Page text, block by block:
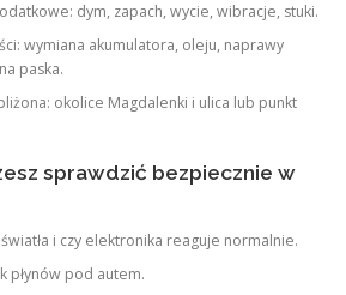
dym, zapach, wycie, wibracje, stuki.
wymiana akumulatora, oleju, naprawy
paska.
okolice Magdalenki i ulica lub punkt
sprawdzić bezpiecznie w
światła i czy elektronika reaguje normalnie.
płynów pod autem.